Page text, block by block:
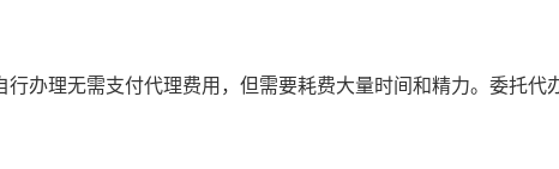
办理无需支付代理费用，但需要耗费大量时间和精力。委托代